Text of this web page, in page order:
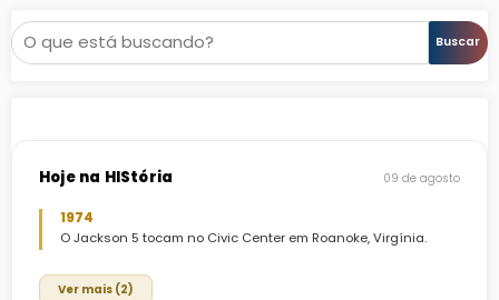
Pesquisar Buscar
Hoje na HIStória 09 de agosto
1974
O Jackson 5 tocam no Civic Center em Roanoke, Virgínia.
Ver mais (2)